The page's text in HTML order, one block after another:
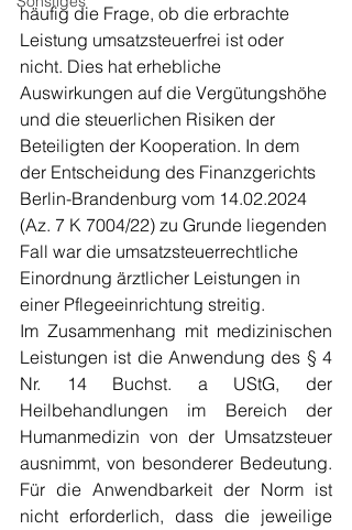
häufig die Frage, ob die erbrachte
Leistung umsatzsteuerfrei ist oder
nicht. Dies hat erhebliche
Auswirkungen auf die Vergütungshöhe
und die steuerlichen Risiken der
Beteiligten der Kooperation. In dem
der Entscheidung des Finanzgerichts
Berlin-Brandenburg vom 14.02.2024
(Az. 7 K 7004/22) zu Grunde liegenden
Fall war die umsatzsteuerrechtliche
Einordnung ärztlicher Leistungen in
einer Pflegeeinrichtung streitig.
Im Zusammenhang mit medizinischen
Leistungen ist die Anwendung des § 4
Nr. 14 Buchst. a UStG, der
Heilbehandlungen im Bereich der
Humanmedizin von der Umsatzsteuer
ausnimmt, von besonderer Bedeutung.
Für die Anwendbarkeit der Norm ist
nicht erforderlich, dass die jeweilige